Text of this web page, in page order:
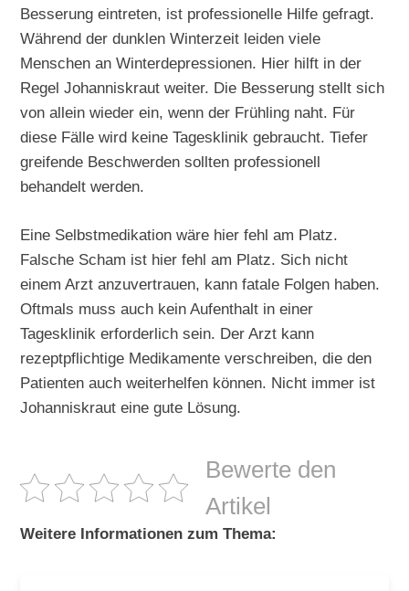
Besserung eintreten, ist professionelle Hilfe gefragt.
Während der dunklen Winterzeit leiden viele
Menschen an Winterdepressionen. Hier hilft in der
Regel Johanniskraut weiter. Die Besserung stellt sich
von allein wieder ein, wenn der Frühling naht. Für
diese Fälle wird keine Tagesklinik gebraucht. Tiefer
greifende Beschwerden sollten professionell
behandelt werden.
Eine Selbstmedikation wäre hier fehl am Platz.
Falsche Scham ist hier fehl am Platz. Sich nicht
einem Arzt anzuvertrauen, kann fatale Folgen haben.
Oftmals muss auch kein Aufenthalt in einer
Tagesklinik erforderlich sein. Der Arzt kann
rezeptpflichtige Medikamente verschreiben, die den
Patienten auch weiterhelfen können. Nicht immer ist
Johanniskraut eine gute Lösung.
Bewerte den
Artikel
Weitere Informationen zum Thema: